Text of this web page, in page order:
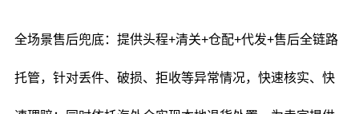
全场景售后兜底：提供头程+清关+仓配+代发+售后全链路
托管，针对丢件、破损、拒收等异常情况，快速核实、快